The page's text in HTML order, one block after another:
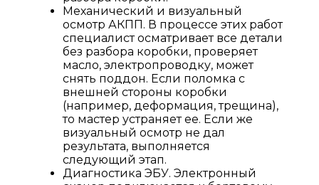
Механический и визуальный
осмотр АКПП. В процессе этих работ
специалист осматривает все детали
без разбора коробки, проверяет
масло, электропроводку, может
снять поддон. Если поломка с
внешней стороны коробки
(например, деформация, трещина),
то мастер устраняет ее. Если же
визуальный осмотр не дал
результата, выполняется
следующий этап.
Диагностика ЭБУ. Электронный